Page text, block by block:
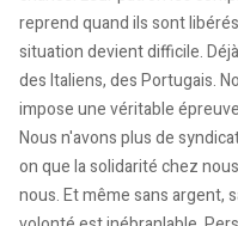
reprend quand ils sont
situation devient difficile.
des Italiens, des Portugais.
impose une véritable
Nous n'avons plus de
on que la solidarité chez
nous. Et même sans argent,